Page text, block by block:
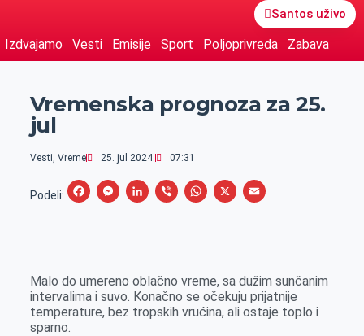
Santos uživo
Izdvajamo Vesti Emisije Sport Poljoprivreda Zabava
Vremenska prognoza za 25.
jul
Vesti, Vreme 25. jul 2024. 07:31
Podeli:
F
b
o
M
e
n
L
e
d
V
r
W
s
A
X
E
l
Malo do umereno oblačno vreme, sa dužim sunčanim
intervalima i suvo. Konačno se očekuju prijatnije
temperature, bez tropskih vrućina, ali ostaje toplo i
sparno.